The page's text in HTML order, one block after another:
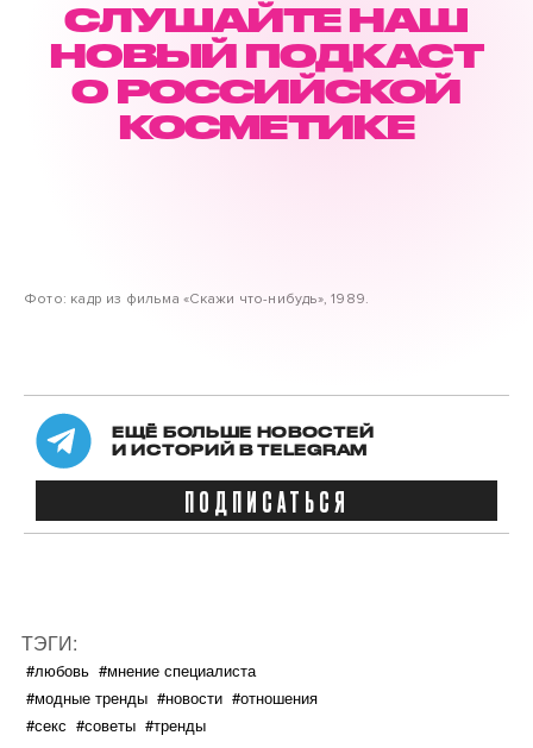
СЛУШАЙТЕ НАШ
НОВЫЙ ПОДКАСТ
О РОССИЙСКОЙ
КОСМЕТИКЕ
Фото: кадр из фильма «Скажи что-нибудь», 1989.
ЕЩЁ БОЛЬШЕ НОВОСТЕЙ
И ИСТОРИЙ В TELEGRAM
ПОДПИСАТЬСЯ
ТЭГИ:
#любовь #мнение специалиста
#модные тренды #новости #отношения
#секс #советы #тренды